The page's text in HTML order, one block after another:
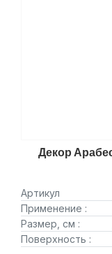
Декор
Артикул
Применение :
Размер, см :
Поверхность :